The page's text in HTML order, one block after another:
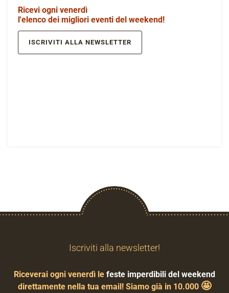
Ricevi ogni venerdì
l'elenco dei migliori eventi del weekend!
ISCRIVITI ALLA NEWSLETTER
Iscriviti alla newsletter!
Riceverai ogni venerdì le feste imperdibili del weekend
direttamente nella tua email! Siamo già in 10.000 🤩